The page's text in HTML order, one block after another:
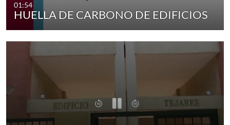
01:54
HUELLA DE CARBONO DE EDIFICIOS